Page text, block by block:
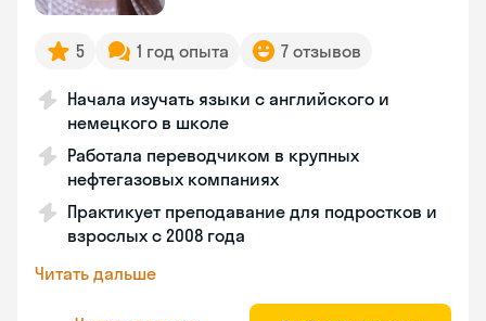
5 1 год опыта 7 отзывов
Начала изучать языки с английского и
немецкого в школе
Работала переводчиком в крупных
нефтегазовых компаниях
Практикует преподавание для подростков и
взрослых с 2008 года
Читать дальше